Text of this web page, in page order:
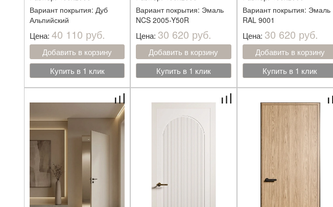
Вариант покрытия: Дуб
Альпийский
Цена: 40 110 руб.
Добавить в корзину
Купить в 1 клик
Вариант покрытия: Эмаль
NCS 2005-Y50R
Цена: 30 620 руб.
Добавить в корзину
Купить в 1 клик
Вариант покрытия: Эмаль
RAL 9001
Цена: 30 620 руб.
Добавить в корзину
Купить в 1 клик